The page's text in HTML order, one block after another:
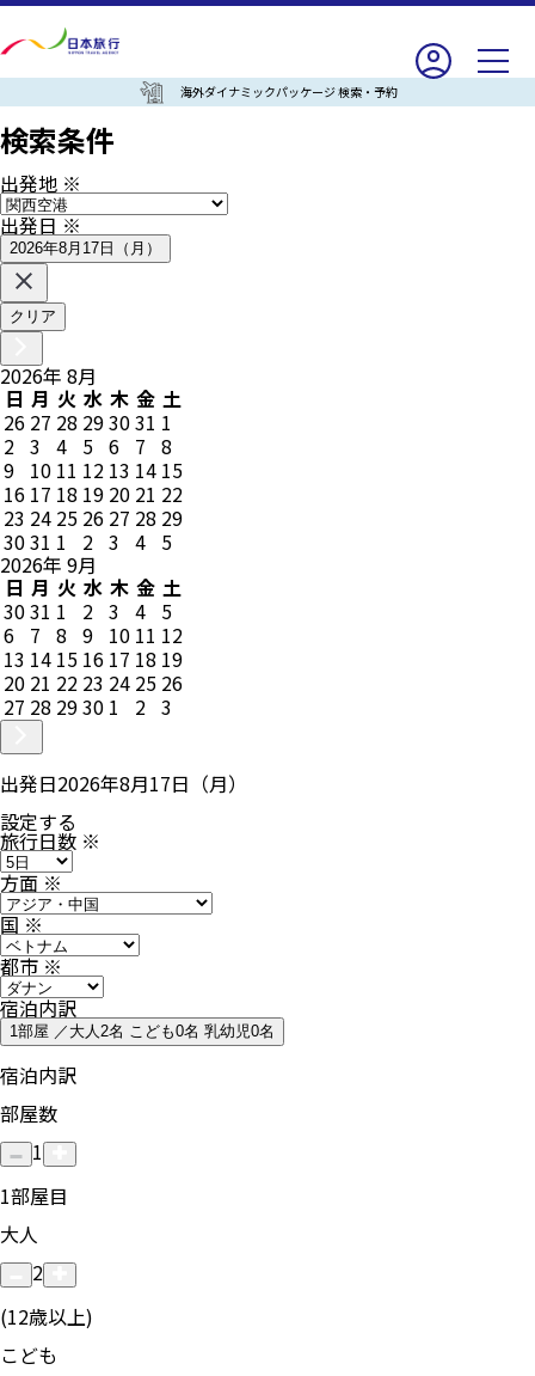
海外ダイナミックパッケージ 検索・予約
検索条件
出発地 ※
出発日※
2026年8月17日（月）
クリア
2026年 8月
日 月 火 水 木 金 土
26 27 28 293031 1
2 3 4 5 6 7 8
9 10 11 12 13 14 15
16 17 18 19 20 21 22
23 24 25 26 27 28 29
3031 1 2 3 4 5
2026年 9月
日 月 火 水 木 金 土
3031 1 2 3 4 5
6 7 8 9 10 11 12
13 14 15 16 17 18 19
20 21 22 23 24 25 26
27 28 2930 1 2 3
出発日2026年8月17日（月）
設定する
旅行日数 ※
方面※
国※
都市※
宿泊内訳
1部屋 ／大人2名 こども0名 乳幼児0名
宿泊内訳
部屋数
1
1部屋目
大人
2
(12歳以上)
こども